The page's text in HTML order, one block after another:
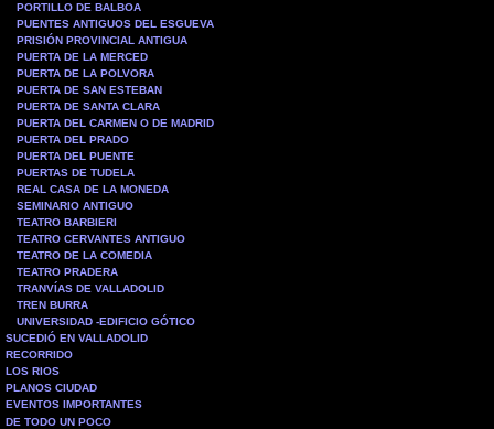
PORTILLO DE BALBOA
PUENTES ANTIGUOS DEL ESGUEVA
PRISIÓN PROVINCIAL ANTIGUA
PUERTA DE LA MERCED
PUERTA DE LA POLVORA
PUERTA DE SAN ESTEBAN
PUERTA DE SANTA CLARA
PUERTA DEL CARMEN O DE MADRID
PUERTA DEL PRADO
PUERTA DEL PUENTE
PUERTAS DE TUDELA
REAL CASA DE LA MONEDA
SEMINARIO ANTIGUO
TEATRO BARBIERI
TEATRO CERVANTES ANTIGUO
TEATRO DE LA COMEDIA
TEATRO PRADERA
TRANVÍAS DE VALLADOLID
TREN BURRA
UNIVERSIDAD -EDIFICIO GÓTICO
SUCEDIÓ EN VALLADOLID
RECORRIDO
LOS RIOS
PLANOS CIUDAD
EVENTOS IMPORTANTES
DE TODO UN POCO